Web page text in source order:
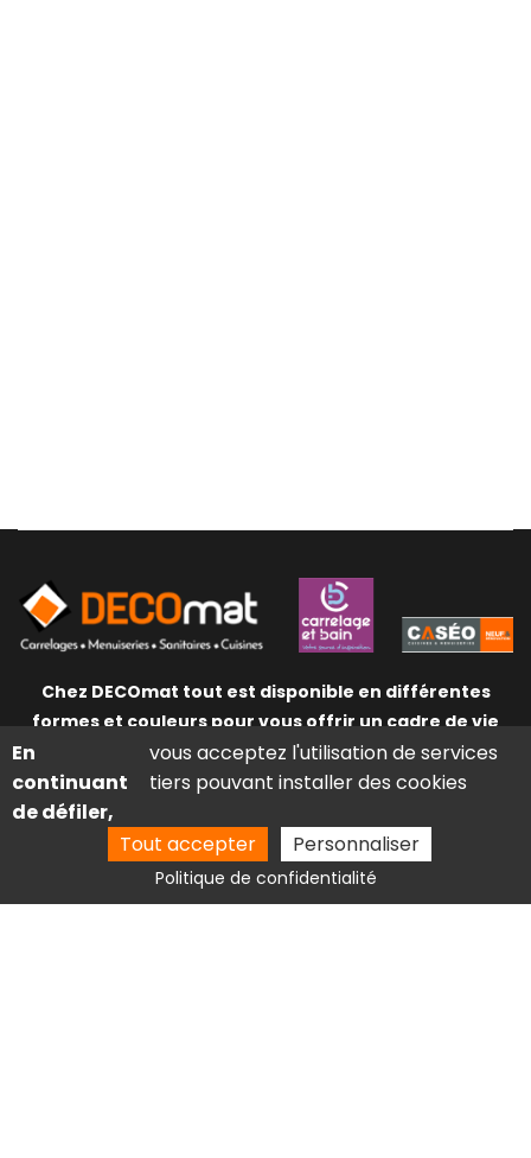
Chez DECOmat tout est disponible en différentes
formes et couleurs pour vous offrir un cadre de vie
agréable et des matériaux adaptés à diverses
surfaces : murs, sols, encadrement miroir, allées,
Route d'Agen, 24100 Bergerac
05 53 27 25 16
En
continuant
de défiler,
vous acceptez l'utilisation de services
tiers pouvant installer des cookies
Tout accepter Personnaliser
Politique de confidentialité